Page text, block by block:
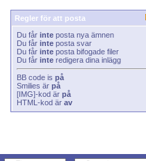
Regler för att posta
Du får inte posta nya ämnen
Du får inte posta svar
Du får inte posta bifogade filer
Du får inte redigera dina inlägg
BB code is på
Smilies är på
[IMG]-kod är på
HTML-kod är av